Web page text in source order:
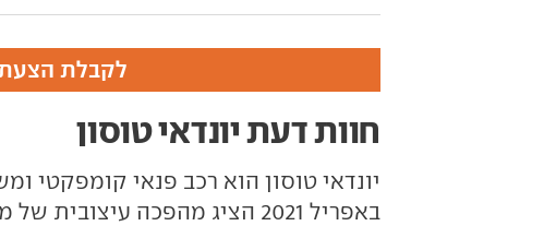
לקבלת
חוות דעת יונדאי טוסון
יונדאי טוסון הוא רכב פנאי קומפקטי
באפריל 2021 הציג מהפכה